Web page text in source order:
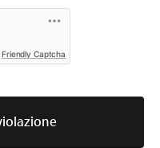
Friendly Captcha